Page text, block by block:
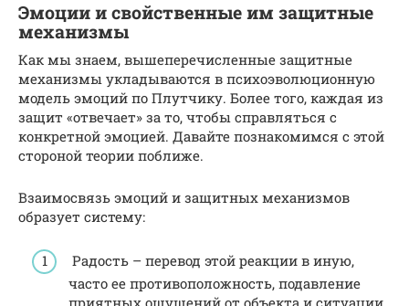
Эмоции и свойственные им защитные
механизмы
Как мы знаем, вышеперечисленные защитные
механизмы укладываются в психоэволюционную
модель эмоций по Плутчику. Более того, каждая из
защит «отвечает» за то, чтобы справляться с
конкретной эмоцией. Давайте познакомимся с этой
стороной теории поближе.
Взаимосвязь эмоций и защитных механизмов
образует систему:
Радость – перевод этой реакции в иную,
часто ее противоположность, подавление